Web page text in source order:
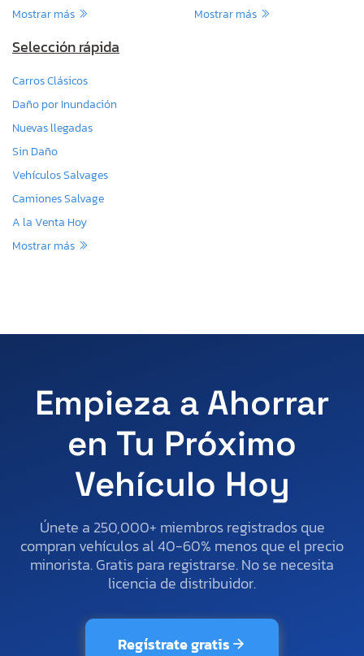
Mostrar más
Mostrar más
Selección rápida
Carros Clásicos
Daño por Inundación
Nuevas llegadas
Sin Daño
Vehículos Salvages
Camiones Salvage
A la Venta Hoy
Mostrar más
Empieza a Ahorrar
en Tu Próximo
Vehículo Hoy
Únete a 250,000+ miembros registrados que
compran vehículos al 40-60% menos que el precio
minorista. Gratis para registrarse. No se necesita
licencia de distribuidor.
Regístrate gratis